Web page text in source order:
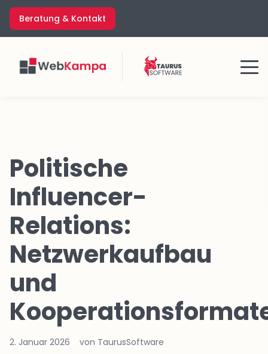
Zum
Inhalt
springen
Beratung & Kontakt
Menü
Politische
Influencer-
Relations:
Netzwerkaufbau
und
2. Januar 2026 von TaurusSoftware